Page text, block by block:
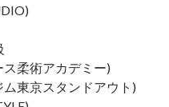
柔術アカデミー)
東京スタンドアウト)